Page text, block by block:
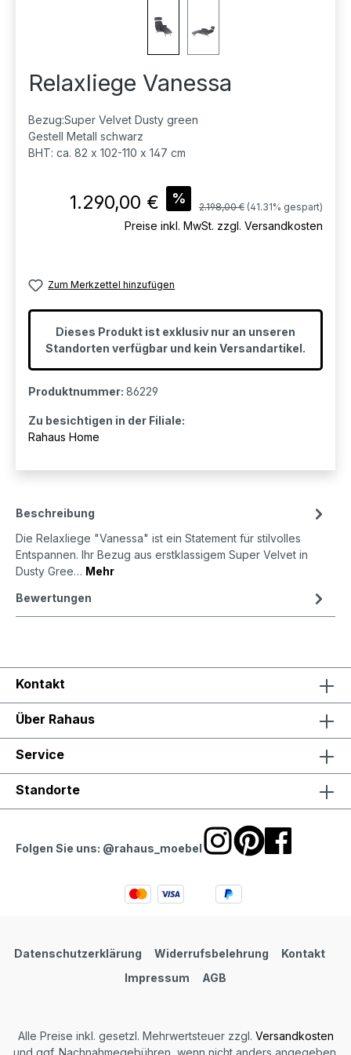
Relaxliege Vanessa
Bezug:Super Velvet Dusty green
Gestell Metall schwarz
BHT: ca. 82 x 102-110 x 147 cm
Verkaufspreis:
1.290,00 € % Regulärer Preis:
2.198,00 € (41.31% gespart)
Preise inkl. MwSt. zzgl. Versandkosten
Zum Merkzettel hinzufügen
Dieses Produkt ist exklusiv nur an unseren
Standorten verfügbar und kein Versandartikel.
Produktnummer: 86229
Zu besichtigen in der Filiale:
Rahaus Home
Beschreibung
Die Relaxliege "Vanessa" ist ein Statement für stilvolles
Entspannen. Ihr Bezug aus erstklassigem Super Velvet in
Dusty Gree… Mehr
Bewertungen
Kontakt
Über Rahaus
Service
Standorte
Folgen Sie uns: @rahaus_moebel
Datenschutzerklärung Widerrufsbelehrung
Kontakt
Impressum
AGB
Alle Preise inkl. gesetzl. Mehrwertsteuer zzgl. Versandkosten